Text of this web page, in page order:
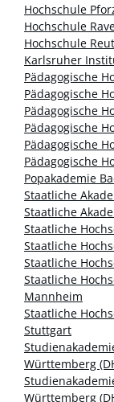
Hochschule
Hochschule
Hochschule
Karlsruher
Pädagogische
Pädagogische
Pädagogische
Pädagogische
Pädagogische
Pädagogische
Popakademie
Staatliche
Staatliche
Staatliche
Staatliche
Staatliche
Staatliche
Mannheim
Staatliche
Stuttgart
Württemberg
Württemberg